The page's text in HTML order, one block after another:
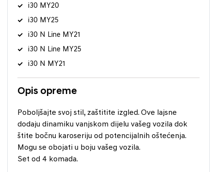
i30 MY20
i30 MY25
i30 N Line MY21
i30 N Line MY25
i30 N MY21
Opis opreme
Poboljšajte svoj stil, zaštitite izgled. Ove lajsne
dodaju dinamiku vanjskom dijelu vašeg vozila dok
štite bočnu karoseriju od potencijalnih oštećenja.
Mogu se obojati u boju vašeg vozila.
Set od 4 komada.